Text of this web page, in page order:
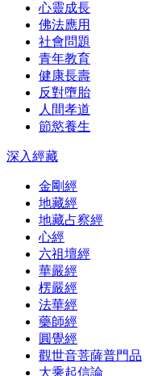
心靈成長
佛法應用
社會問題
青年教育
健康長壽
反對墮胎
人間孝道
節慾養生
深入經藏
金剛經
地藏經
地藏占察經
心經
六祖壇經
華嚴經
楞嚴經
法華經
藥師經
圓覺經
觀世音菩薩普門品
大乘起信論